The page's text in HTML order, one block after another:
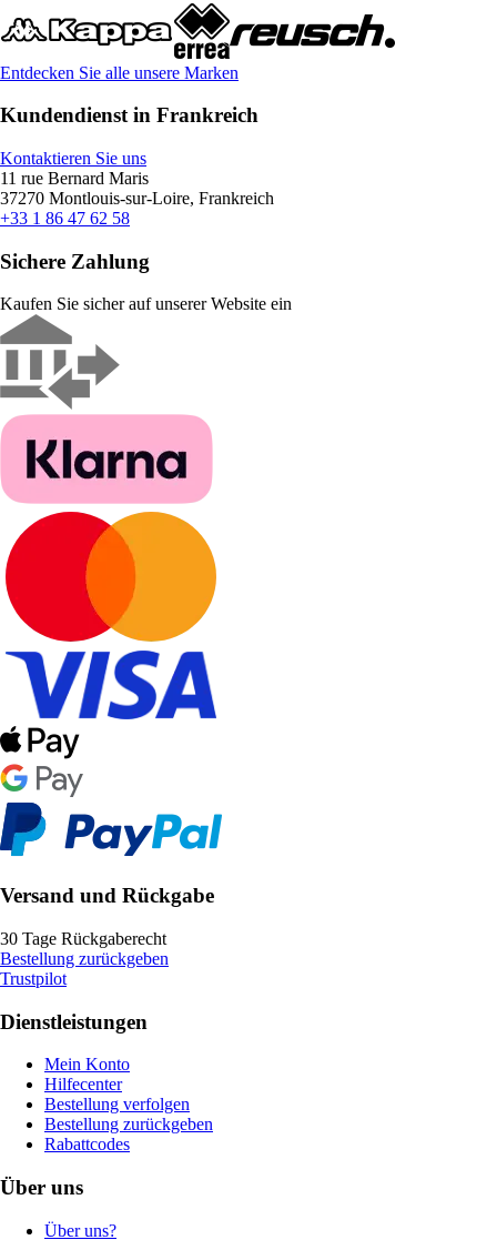
Entdecken Sie alle unsere Marken
Kundendienst in Frankreich
Kontaktieren Sie uns
11 rue Bernard Maris
37270 Montlouis-sur-Loire, Frankreich
+33 1 86 47 62 58
Sichere Zahlung
Kaufen Sie sicher auf unserer Website ein
Versand und Rückgabe
30 Tage Rückgaberecht
Bestellung zurückgeben
Trustpilot
Dienstleistungen
Mein Konto
Hilfecenter
Bestellung verfolgen
Bestellung zurückgeben
Rabattcodes
Über uns
Über uns?